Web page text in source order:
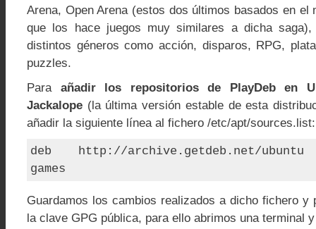
Arena, Open Arena (estos dos últimos basados en el
que los hace juegos muy similares a dicha
distintos géneros como acción, disparos, RPG,
puzzles.
Para añadir los repositorios de PlayDeb en
Jackalope (la última versión estable de esta
añadir la siguiente línea al fichero /etc/apt/sources.list:
deb http://archive.getdeb.net/ubuntu
games
Guardamos los cambios realizados a dicho fichero y
la clave GPG pública, para ello abrimos una terminal